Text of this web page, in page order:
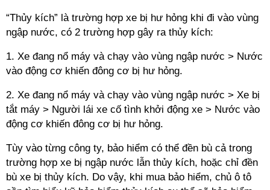
“Thủy kích” là trường hợp xe bị hư hỏng khi đi vào vùng
ngập nước, có 2 trường hợp gây ra thủy kích:
1. Xe đang nổ máy và chạy vào vùng ngập nước > Nước
vào động cơ khiến đông cơ bị hư hỏng.
2. Xe đang nổ máy và chạy vào vùng ngập nước > Xe bị
tắt máy > Người lái xe cố tình khởi động xe > Nước vào
động cơ khiến đông cơ bị hư hỏng.
Tùy vào từng công ty, bảo hiểm có thể đền bù cả trong
trường hợp xe bị ngập nước lẫn thủy kích, hoặc chỉ đền
bù xe bị thủy kích. Do vậy, khi mua bảo hiểm, chủ ô tô